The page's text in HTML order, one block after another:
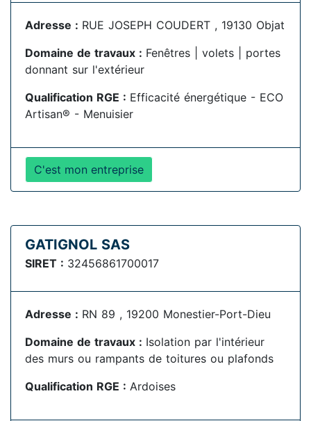
Adresse : RUE JOSEPH COUDERT , 19130 Objat
Domaine de travaux : Fenêtres | volets | portes
donnant sur l'extérieur
Qualification RGE : Efficacité énergétique - ECO
Artisan® - Menuisier
C'est mon entreprise
GATIGNOL SAS
SIRET : 32456861700017
Adresse : RN 89 , 19200 Monestier-Port-Dieu
Domaine de travaux : Isolation par l'intérieur
des murs ou rampants de toitures ou plafonds
Qualification RGE : Ardoises